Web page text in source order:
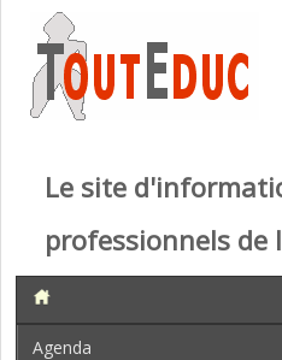
Le site
professionnels de
Agenda